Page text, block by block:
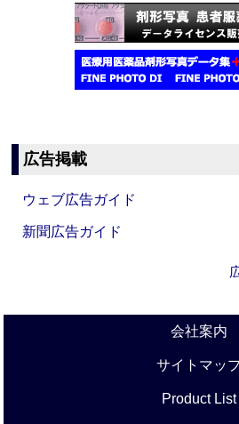
広告掲載
ウェブ広告ガイド
新聞広告ガイド
会社案内
サイトマッ
Product List